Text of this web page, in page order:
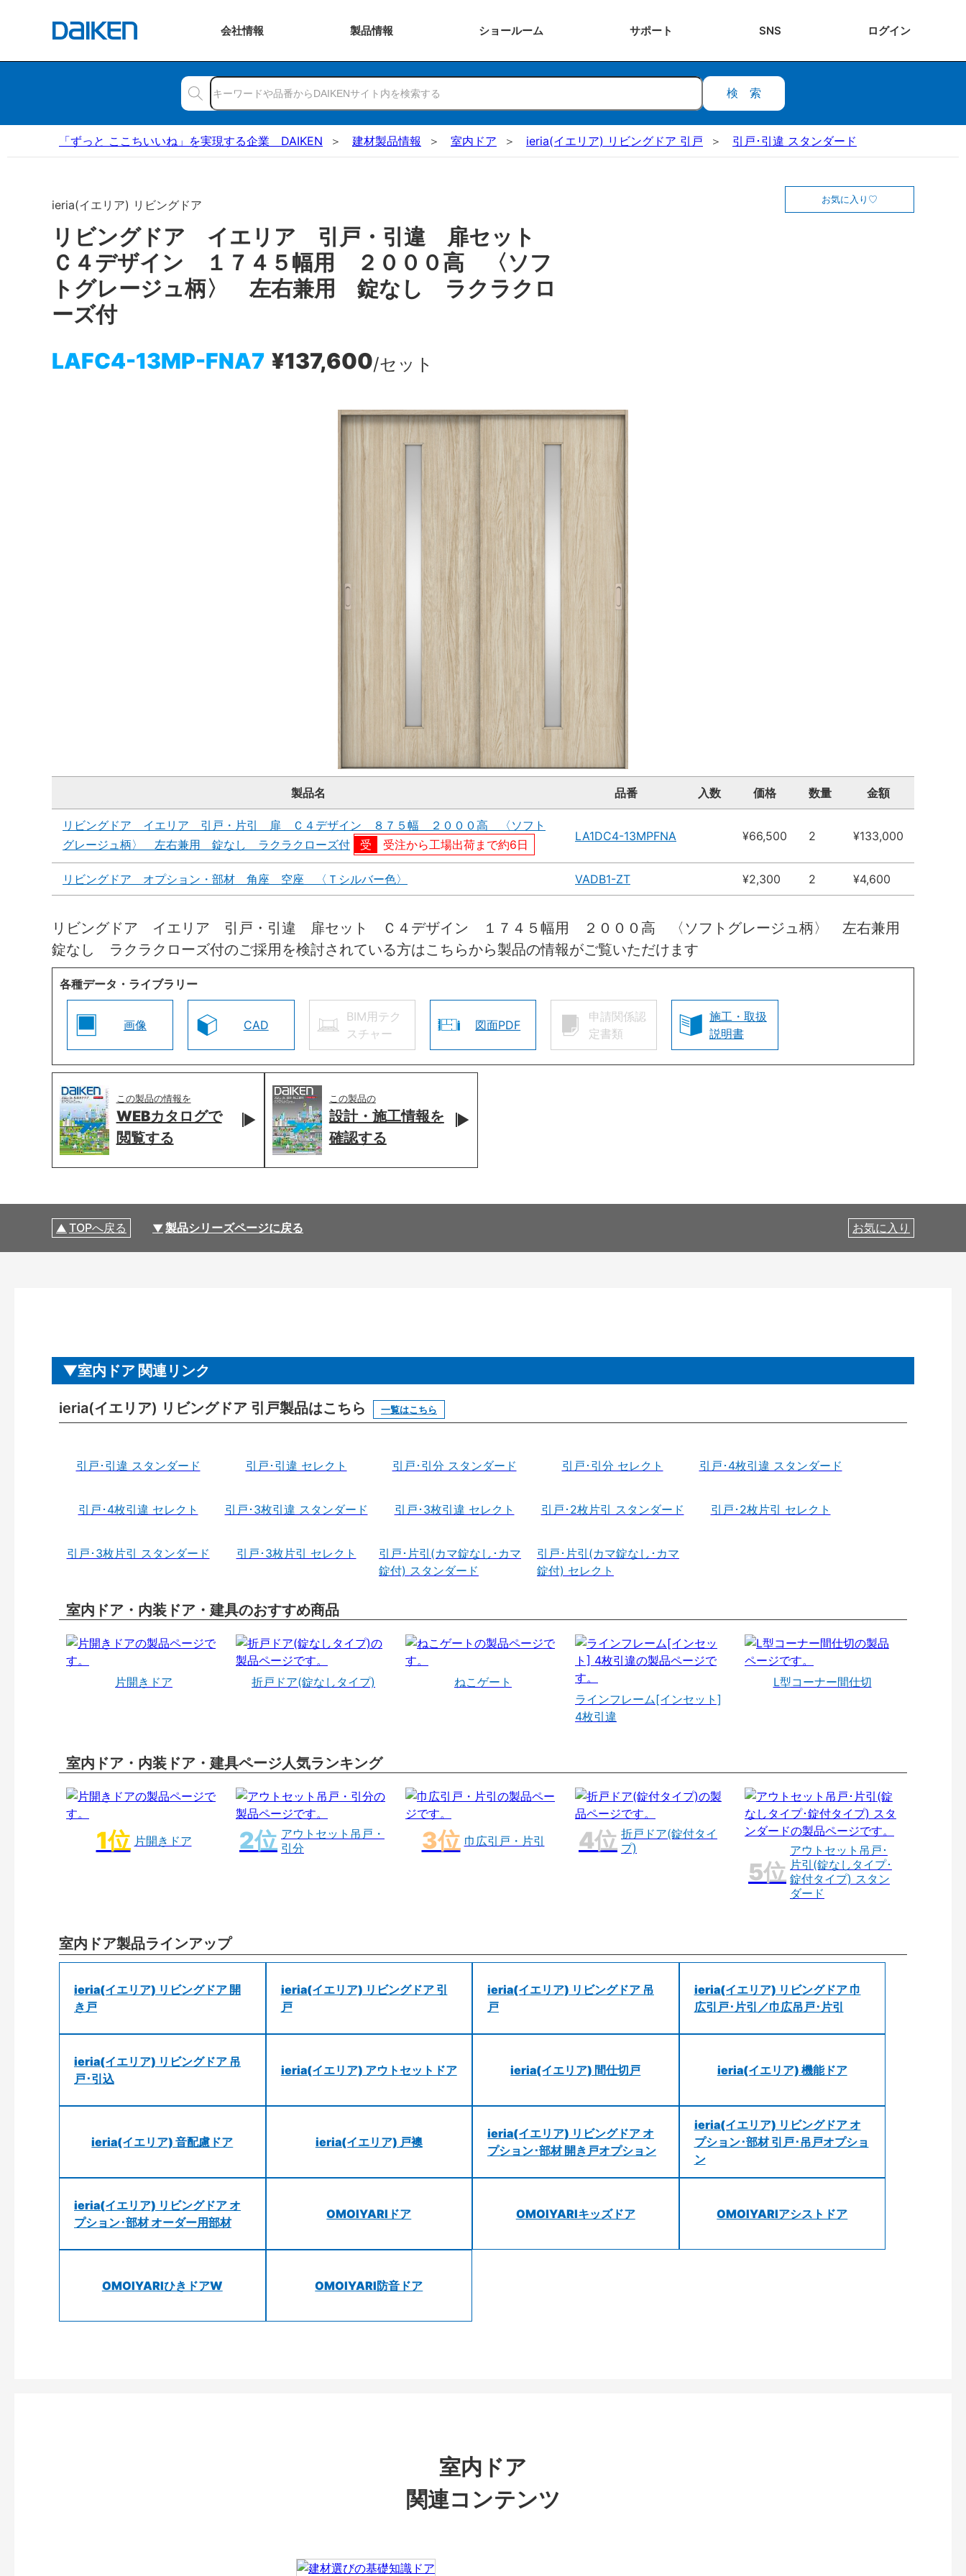
会社情報 製品情報 ショールーム サポート SNS ログイン
検索
「ずっと ここちいいね」を実現する企業 DAIKEN 建材製品情報 室内ドア ieria(イエリア) リビングドア 引戸 引戸･引違 スタンダード
ieria(イエリア) リビングドア
リビングドア イエリア 引戸・引違 扉セット
Ｃ４デザイン １７４５幅用 ２０００高 〈ソフ
トグレージュ柄〉 左右兼用 錠なし ラクラクロ
ーズ付
LAFC4-13MP-FNA7 ¥137,600/セット
お気に入り
製品名 品番 入数 価格 数量 金額
リビングドア イエリア 引戸・片引 扉 Ｃ４デザイン ８７５幅 ２０００高 〈ソフト
グレージュ柄〉 左右兼用 錠なし ラクラクローズ付
受注から工場出荷まで約6日
LA1DC4-13MPFNA ¥66,500 2 ¥133,000
リビングドア オプション・部材 角座 空座 〈Ｔシルバー色〉 VADB1-ZT ¥2,300 2 ¥4,600
リビングドア イエリア 引戸・引違 扉セット Ｃ４デザイン １７４５幅用 ２０００高 〈ソフトグレージュ柄〉 左右兼用
錠なし ラクラクローズ付のご採用を検討されている方はこちらから製品の情報がご覧いただけます
各種データ・ライブラリー
画像 CAD
BIM用テク
スチャー
図面PDF
申請関係認
定書類
施工・取扱
説明書
この製品の情報を
WEBカタログで
閲覧する
この製品の
設計・施工情報を
確認する
TOPへ戻る 製品シリーズページに戻る お気に入り
室内ドア 関連リンク
ieria(イエリア) リビングドア 引戸製品はこちら 一覧はこちら
引戸･引違 スタンダード 引戸･引違 セレクト 引戸･引分 スタンダード 引戸･引分 セレクト 引戸･4枚引違 スタンダード
引戸･4枚引違 セレクト 引戸･3枚引違 スタンダード 引戸･3枚引違 セレクト 引戸･2枚片引 スタンダード 引戸･2枚片引 セレクト
引戸･3枚片引 スタンダード 引戸･3枚片引 セレクト
引戸･片引(カマ錠なし･カマ
錠付) スタンダード
引戸･片引(カマ錠なし･カマ
錠付) セレクト
室内ドア・内装ドア・建具のおすすめ商品
片開きドア 折戸ドア(錠なしタイプ)
ねこゲート
ラインフレーム[インセット]
4枚引違
L型コーナー間仕切
室内ドア・内装ドア・建具ページ人気ランキング
片開きドア
アウトセット吊戸・
引分
巾広引戸・片引
折戸ドア(錠付タイ
プ)
アウトセット吊戸･
片引(錠なしタイプ･
錠付タイプ) スタン
ダード
室内ドア製品ラインアップ
ieria(イエリア) リビングドア 開
き戸
ieria(イエリア) リビングドア 引
戸
ieria(イエリア) リビングドア 吊
戸
ieria(イエリア) リビングドア 巾
広引戸･片引／巾広吊戸･片引
ieria(イエリア) リビングドア 吊
戸･引込
ieria(イエリア) アウトセットドア ieria(イエリア) 間仕切戸 ieria(イエリア) 機能ドア
ieria(イエリア) 音配慮ドア ieria(イエリア) 戸襖
ieria(イエリア) リビングドア オ
プション･部材 開き戸オプション
ieria(イエリア) リビングドア オ
プション･部材 引戸･吊戸オプショ
ン
ieria(イエリア) リビングドア オ
プション･部材 オーダー用部材
OMOIYARIドア OMOIYARIキッズドア OMOIYARIアシストドア
OMOIYARIひきドアW OMOIYARI防音ドア
室内ドア
関連コンテンツ